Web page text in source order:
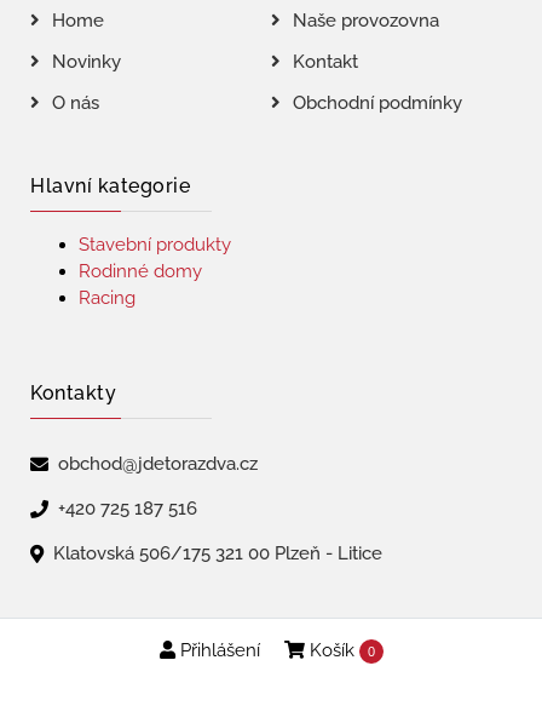
Přihlášení Košík 0
Home
Naše provozovna
Novinky
Kontakt
O nás
Obchodní podmínky
Hlavní kategorie
Stavební produkty
Rodinné domy
Racing
Kontakty
obchod@jdetorazdva.cz
+420 725 187 516
Klatovská 506/175 321 00 Plzeň - Litice
Copyright © 2026 | jdetorazdva